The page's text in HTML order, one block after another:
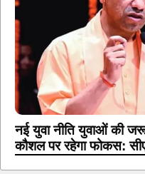
नई युवा नीति युवाओं की
कौशल पर रहेगा फोकस: